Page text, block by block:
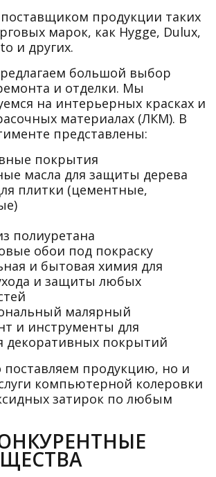
продукции таких
марок, как Hygge, Dulux,
и других.
большой выбор
и отделки. Мы
на интерьерных красках и
материалах (ЛКМ). В
представлены:
покрытия
масла для защиты дерева
плитки (цементные,
полиуретана
обои под покраску
и бытовая химия для
и защиты любых
малярный
и инструменты для
декоративных покрытий
продукцию, но и
компьютерной колеровки
затирок по любым